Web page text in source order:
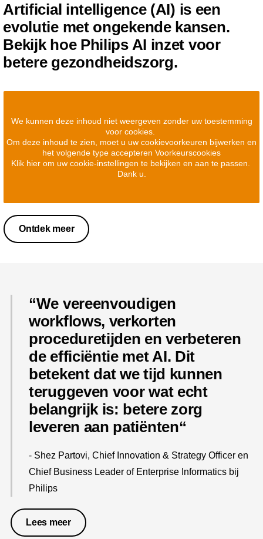
Artificial intelligence (AI) is een
evolutie met ongekende kansen.
Bekijk hoe Philips AI inzet voor
betere gezondheidszorg.
We kunnen deze inhoud niet weergeven zonder uw toestemming
voor cookies.
Om deze inhoud te zien, moet u uw cookievoorkeuren bijwerken en
het volgende type accepteren Voorkeurscookies
Klik hier om uw cookie-instellingen te bekijken en aan te passen.
Dank u.
Ontdek meer
We vereenvoudigen
workflows, verkorten
proceduretijden en verbeteren
de efficiëntie met AI. Dit
betekent dat we tijd kunnen
teruggeven voor wat echt
belangrijk is: betere zorg
leveren aan patiënten
- Shez Partovi, Chief Innovation & Strategy Officer en
Chief Business Leader of Enterprise Informatics bij
Philips
Lees meer